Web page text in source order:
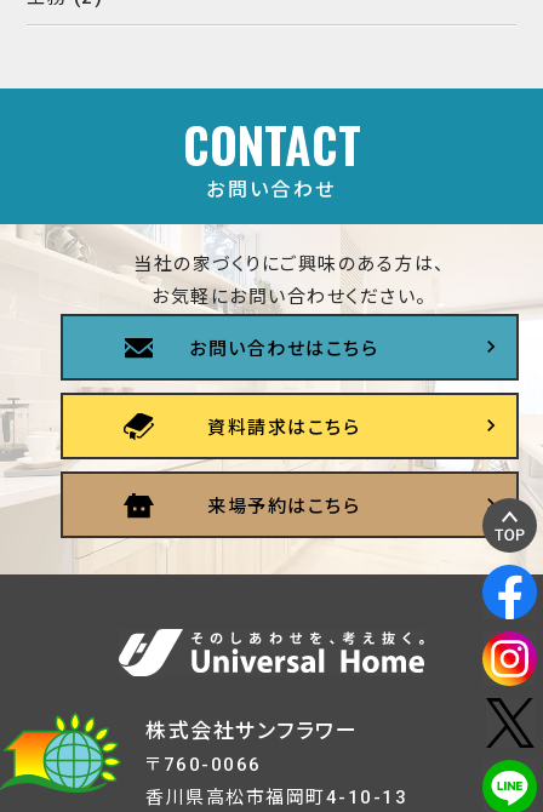
CONTACT
お問い合わせ
当社の家づくりにご興味のある方は、
お気軽にお問い合わせください。
お問い合わせはこちら
資料請求はこちら
来場予約はこちら
株式会社サンフラワー
〒760-0066
香川県高松市福岡町4-10-13